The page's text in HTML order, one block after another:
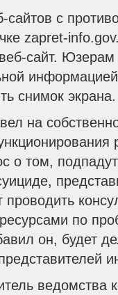
с
zapret-
сайт. Юзерам
снимок экрана.
на
о том,
по
он, будет
ведомства